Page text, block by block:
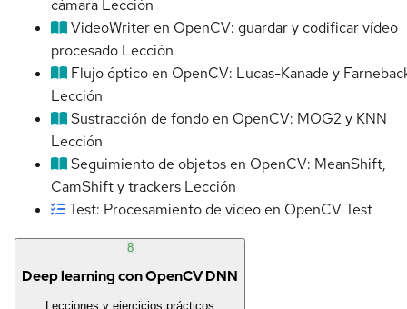
cámara Lección
VideoWriter en OpenCV: guardar y codificar vídeo
procesado Lección
Flujo óptico en OpenCV: Lucas-Kanade y
Lección
Sustracción de fondo en OpenCV: MOG2 y KNN
Lección
Seguimiento de objetos en OpenCV: MeanShift,
CamShift y trackers Lección
Test: Procesamiento de vídeo en OpenCVTest
8
Deep learning con OpenCV DNN
Lecciones y ejercicios prácticos